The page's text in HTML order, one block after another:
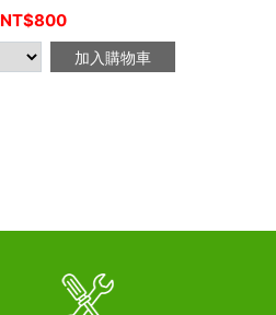
NT$800
加入購物車